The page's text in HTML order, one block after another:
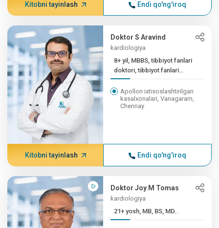
Kitobni tayinlash Endi qo'ng'iroq
Doktor S Aravind
kardiologiya
8+ yil, MBBS, tibbiyot fanlari
doktori, tibbiyot fanlari
doktori
Apollon ixtisoslashtirilgan
kasalxonalari, Vanagaram,
Chennay
Kitobni tayinlash Endi qo'ng'iroq
Doktor Joy M Tomas
kardiologiya
21+ yosh, MB, BS, MD..